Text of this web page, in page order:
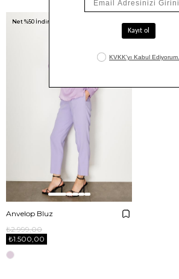
Anvelop Bluz
₺1.500,00
₺2.999,00
Net %50 İndirim!